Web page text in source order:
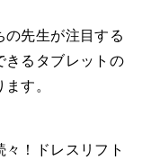
の先生が注目する
きるタブレットの
す。
！ドレスリフト